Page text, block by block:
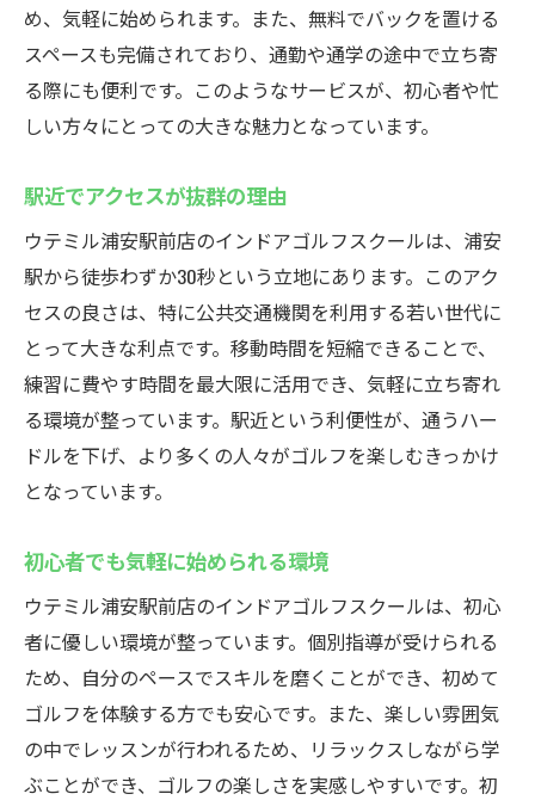
め、気軽に始められます。また、無料でバックを置ける
スペースも完備されており、通勤や通学の途中で立ち寄
る際にも便利です。このようなサービスが、初心者や忙
しい方々にとっての大きな魅力となっています。
駅近でアクセスが抜群の理由
ウテミル浦安駅前店のインドアゴルフスクールは、浦安
駅から徒歩わずか30秒という立地にあります。このアク
セスの良さは、特に公共交通機関を利用する若い世代に
とって大きな利点です。移動時間を短縮できることで、
練習に費やす時間を最大限に活用でき、気軽に立ち寄れ
る環境が整っています。駅近という利便性が、通うハー
ドルを下げ、より多くの人々がゴルフを楽しむきっかけ
となっています。
初心者でも気軽に始められる環境
ウテミル浦安駅前店のインドアゴルフスクールは、初心
者に優しい環境が整っています。個別指導が受けられる
ため、自分のペースでスキルを磨くことができ、初めて
ゴルフを体験する方でも安心です。また、楽しい雰囲気
の中でレッスンが行われるため、リラックスしながら学
ぶことができ、ゴルフの楽しさを実感しやすいです。初